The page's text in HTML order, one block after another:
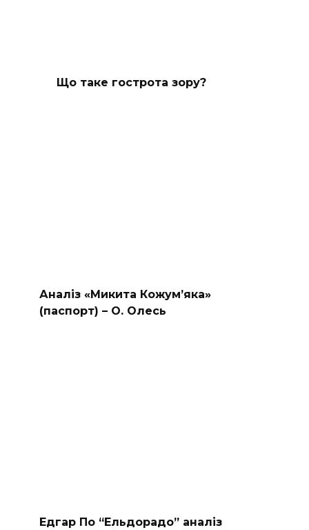
Що таке гострота зору?
Аналіз «Микита Кожум’яка»
(паспорт) – О. Олесь
Едгар По “Ельдорадо” аналіз